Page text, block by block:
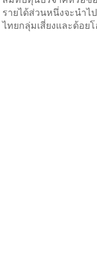
รายได้ส่วนหนึ่งจะนำไ
ไทยกลุ่มเสี่ยงและด้อย